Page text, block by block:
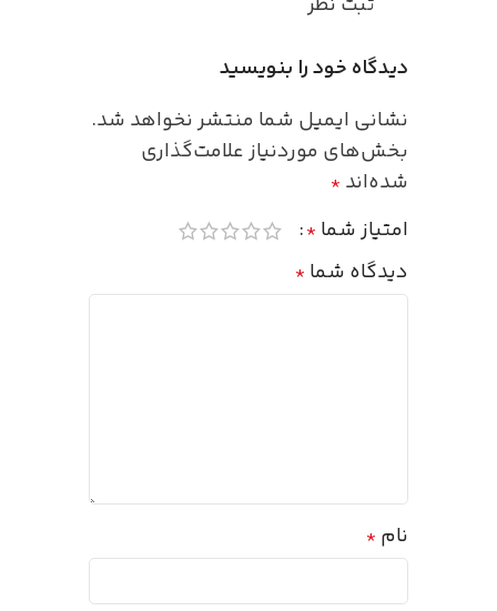
دیدگاه خود را بنویسید
نشانی ایمیل شما منتشر نخواهد شد.
بخش‌های موردنیاز علامت‌گذاری
شده‌اند *
امتیاز شما *
دیدگاه شما *
نام *